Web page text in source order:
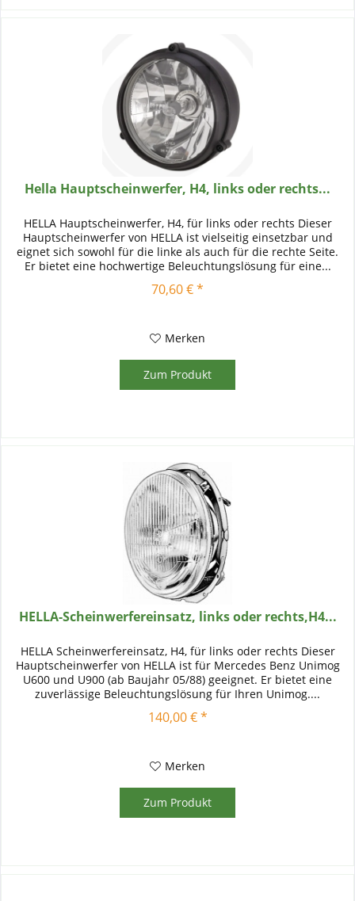
Hella Hauptscheinwerfer, H4, links oder rechts...
HELLA Hauptscheinwerfer, H4, für links oder rechts Dieser
Hauptscheinwerfer von HELLA ist vielseitig einsetzbar und
eignet sich sowohl für die linke als auch für die rechte Seite.
Er bietet eine hochwertige Beleuchtungslösung für eine...
70,60 € *
Merken
Zum Produkt
HELLA-Scheinwerfereinsatz, links oder rechts,H4...
HELLA Scheinwerfereinsatz, H4, für links oder rechts Dieser
Hauptscheinwerfer von HELLA ist für Mercedes Benz Unimog
U600 und U900 (ab Baujahr 05/88) geeignet. Er bietet eine
zuverlässige Beleuchtungslösung für Ihren Unimog....
140,00 € *
Merken
Zum Produkt